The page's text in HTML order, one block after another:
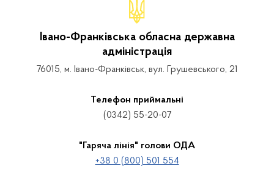
Івано-Франківська обласна державна
адміністрація
76015, м. Івано-Франківськ, вул. Грушевського, 21
Телефон приймальні
(0342) 55-20-07
"Гаряча лінія" голови ОДА
+38 0 (800) 501 554